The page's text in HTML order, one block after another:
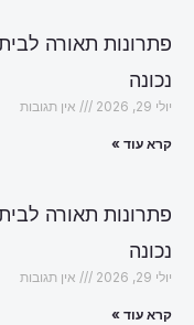
פתרונות תאורה
נכונה
יולי 29, 2026 אין תגובות
קרא עוד »
פתרונות תאורה
נכונה
יולי 29, 2026 אין תגובות
קרא עוד »